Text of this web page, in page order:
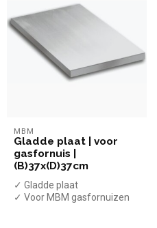
MBM
Gladde plaat | voor
gasfornuis |
(B)37x(D)37cm
✓ Gladde plaat
✓ Voor MBM gasfornuizen